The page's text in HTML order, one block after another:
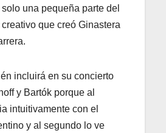
una pequeña parte del
que creó Ginastera
incluirá en su concierto
y Bartók porque al
intuitivamente con el
y al segundo lo ve